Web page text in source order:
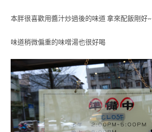
本胖很喜歡用醬汁炒過後的味道 拿來配飯剛好~
味道稍微偏重的味噌湯也很好喝